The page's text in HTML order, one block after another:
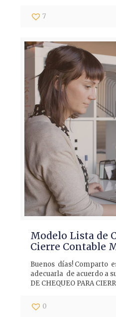
7
Modelo Lista de
Cierre Contable
Buenos días! Comparto
adecuarla de acuerdo a
DE CHEQUEO PARA
0